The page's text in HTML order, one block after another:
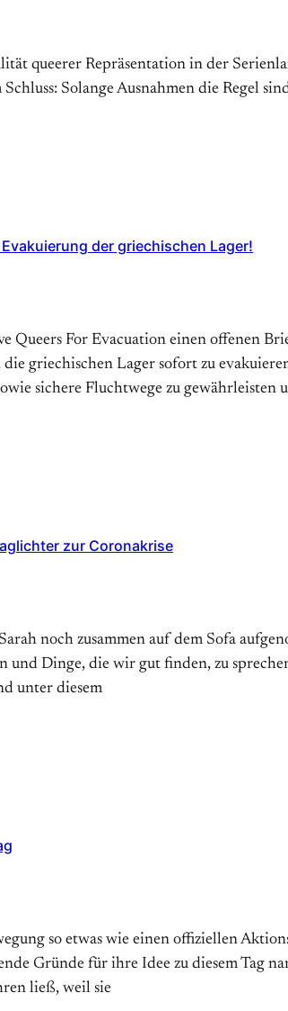
queerer Repräsentation in der
Solange Ausnahmen die Regel
der griechischen Lager!
For Evacuation einen offenen
griechischen Lager sofort zu
sichere Fluchtwege zu
zur Coronakrise
noch zusammen auf dem Sofa
Dinge, die wir gut finden, zu
unter diesem
so etwas wie einen offiziellen
Gründe für ihre Idee zu diesem Tag
ließ, weil sie